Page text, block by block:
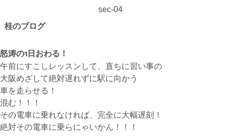
きのちゃんブログ
無料体験・お問合せ
ギター･ウクレレ教室について
桂のブログ
怒涛の1日おわる！
午前にすこしレッスンして、直ちに習い事の
大阪めざして絶対遅れずに駅に向かう
車を走らせる！
混む！！！
その電車に乗れなければ、完全に大幅遅刻！
絶対その電車に乗らにゃいかん！！！